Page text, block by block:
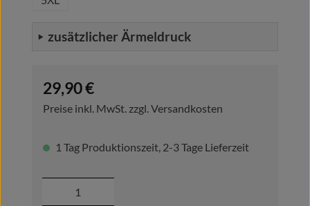
zusätzlicher Ärmeldruck
Regulärer Preis:
29,90 €
Preise inkl. MwSt. zzgl. Versandkosten
1 Tag Produktionszeit, 2-3 Tage Lieferzeit
Produkt Anzahl: Gib den gewünschten